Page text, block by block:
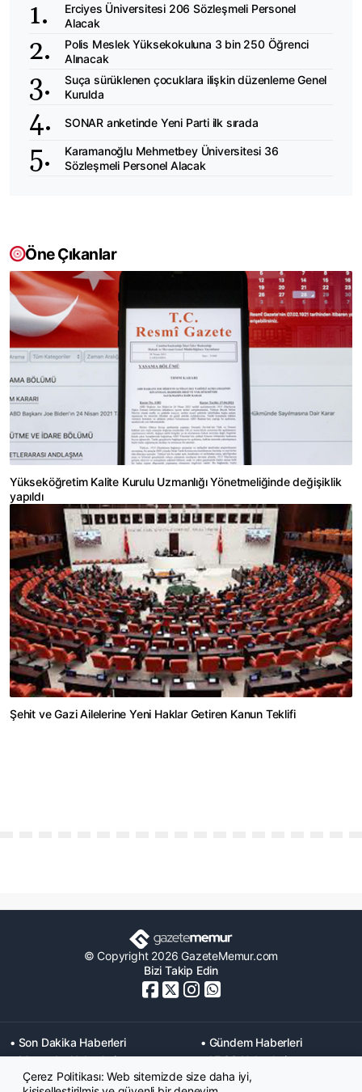
Erciyes Üniversitesi 206 Sözleşmeli Personel
Alacak
Polis Meslek Yüksekokuluna 3 bin 250 Öğrenci
Alınacak
Suça sürüklenen çocuklara ilişkin düzenleme Genel
Kurulda
SONAR anketinde Yeni Parti ilk sırada
Karamanoğlu Mehmetbey Üniversitesi 36
Sözleşmeli Personel Alacak
Öne Çıkanlar
Yükseköğretim Kalite Kurulu Uzmanlığı Yönetmeliğinde değişiklik
yapıldı
Şehit ve Gazi Ailelerine Yeni Haklar Getiren Kanun Teklifi
© Copyright 2026 GazeteMemur.com
Bizi Takip Edin
• Son Dakika Haberleri
• Gündem Haberleri
• Memurlar Haberleri
• KPSS Haberleri
• Ekonomi Haberleri
• Eğitim Haberleri
Çerez Politikası: Web sitemizde size daha iyi,